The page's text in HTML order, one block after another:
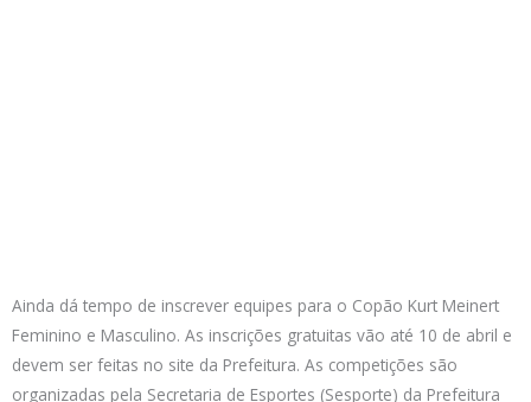
Ainda dá tempo de inscrever equipes para o Copão Kurt Meinert
Feminino e Masculino. As inscrições gratuitas vão até 10 de abril e
devem ser feitas no site da Prefeitura. As competições são
organizadas pela Secretaria de Esportes (Sesporte) da Prefeitura